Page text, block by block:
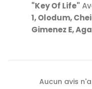
"Key Of Life"
1, Olodum,
Gimenez E,
Aucun avis